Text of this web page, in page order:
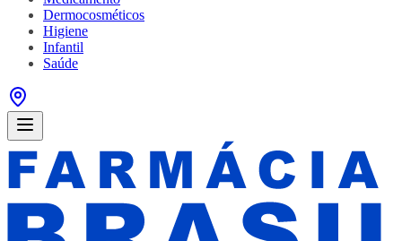
Dermocosméticos
Higiene
Infantil
Saúde